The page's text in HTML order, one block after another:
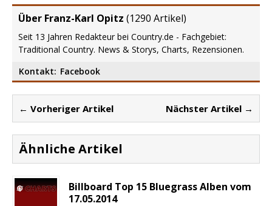
Über Franz-Karl Opitz (1290 Artikel)
Seit 13 Jahren Redakteur bei Country.de - Fachgebiet:
Traditional Country. News & Storys, Charts, Rezensionen.
Kontakt: Facebook
← Vorheriger Artikel Nächster Artikel →
Ähnliche Artikel
Billboard Top 15 Bluegrass Alben vom
17.05.2014